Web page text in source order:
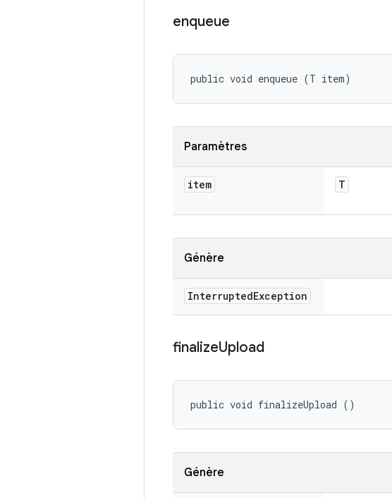
enqueue
public void enqueue (T item)
Paramètres
item T
Génère
InterruptedException
finalizeUpload
public void finalizeUpload ()
Génère